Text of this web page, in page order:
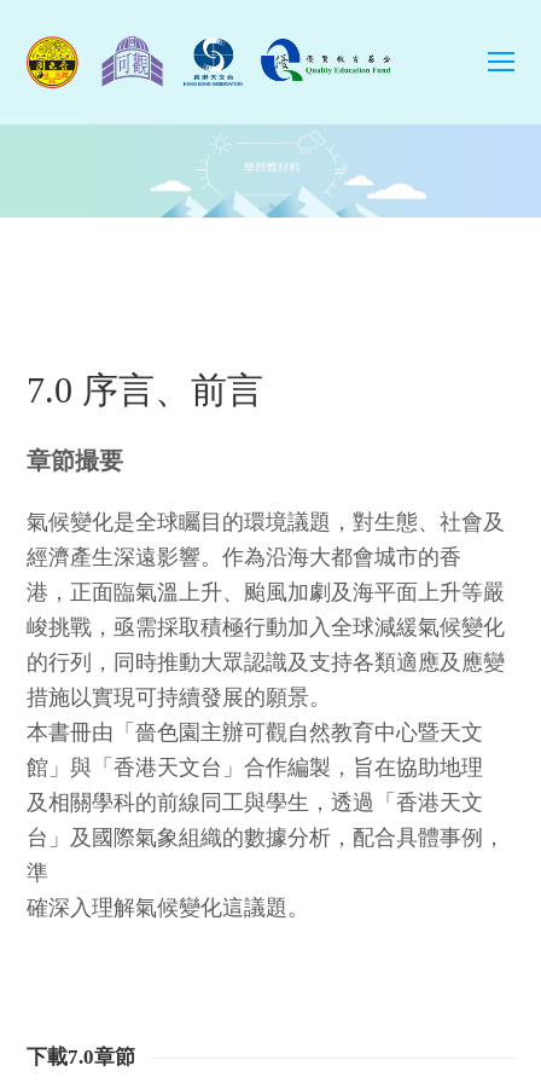
7.0 序言、前言
章節撮要
氣候變化是全球矚目的環境議題，對生態、社會及
經濟產生深遠影響。作為沿海大都會城市的香
港，正面臨氣溫上升、颱風加劇及海平面上升等嚴
峻挑戰，亟需採取積極行動加入全球減緩氣候變化
的行列，同時推動大眾認識及支持各類適應及應變
措施以實現可持續發展的願景。
本書冊由「嗇色園主辦可觀自然教育中心暨天文
館」與「香港天文台」合作編製，旨在協助地理
及相關學科的前線同工與學生，透過「香港天文
台」及國際氣象組織的數據分析，配合具體事例，
準
確深入理解氣候變化這議題。
下載7.0章節